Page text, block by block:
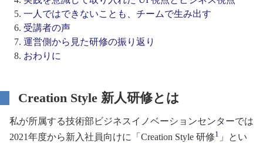
一人ではできないことも、チームで生み出す
受講者の声
運営側から見た研修の振り返り
おわりに
Creation Style 新人研修とは
私が所属する技術部ビジネスイノベーションセンターでは
2021年度から新入社員向けに「Creation Style 研修1 」とい